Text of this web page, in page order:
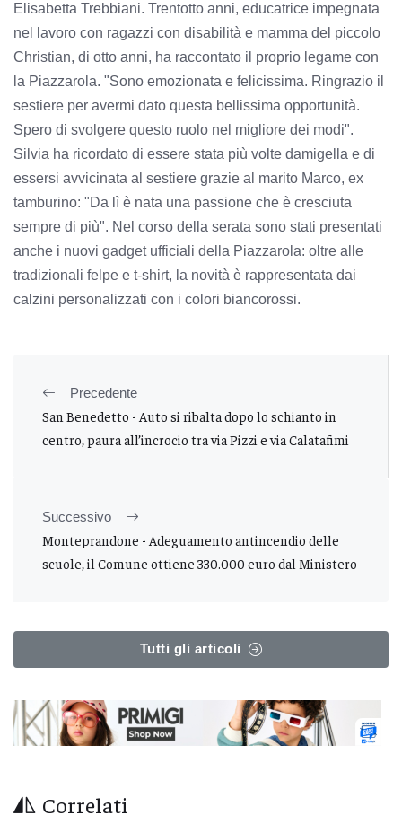
Elisabetta Trebbiani. Trentotto anni, educatrice impegnata
nel lavoro con ragazzi con disabilità e mamma del piccolo
Christian, di otto anni, ha raccontato il proprio legame con
la Piazzarola. "Sono emozionata e felicissima. Ringrazio il
sestiere per avermi dato questa bellissima opportunità.
Spero di svolgere questo ruolo nel migliore dei modi".
Silvia ha ricordato di essere stata più volte damigella e di
essersi avvicinata al sestiere grazie al marito Marco, ex
tamburino: "Da lì è nata una passione che è cresciuta
sempre di più". Nel corso della serata sono stati presentati
anche i nuovi gadget ufficiali della Piazzarola: oltre alle
tradizionali felpe e t-shirt, la novità è rappresentata dai
calzini personalizzati con i colori biancorossi.
Precedente
San Benedetto - Auto si ribalta dopo lo schianto in
centro, paura all’incrocio tra via Pizzi e via Calatafimi
Successivo
Monteprandone - Adeguamento antincendio delle
scuole, il Comune ottiene 330.000 euro dal Ministero
Tutti gli articoli
Correlati